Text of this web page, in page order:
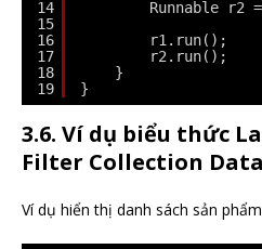
14
15
16
17
18
19
Runnable
r1.run();
r2.run();
}
}
3.6. Ví dụ biểu thức
Filter Collection Data
Ví dụ hiển thị danh sách sản